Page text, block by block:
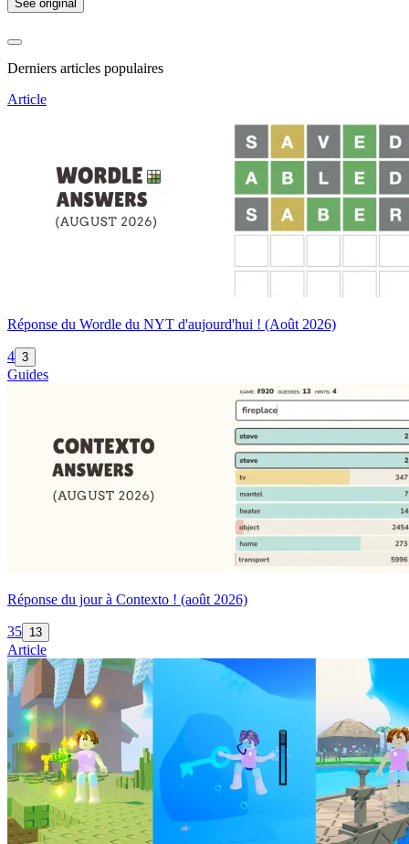
See original
Derniers articles populaires
Article
Réponse du Wordle du NYT d'aujourd'hui ! (Août 2026)
4 3
Guides
Réponse du jour à Contexto ! (août 2026)
35 13
Article